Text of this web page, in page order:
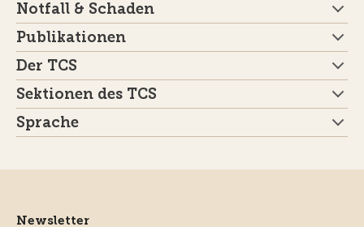
Notfall & Schaden
Publikationen
Der TCS
Sektionen des TCS
Sprache
Newsletter